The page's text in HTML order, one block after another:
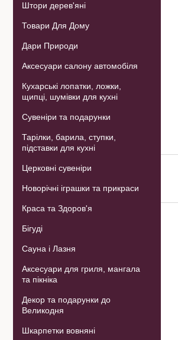
Штори дерев'яні
Товари Для Дому
Дари Природи
Аксесуари салону автомобіля
Кухарські лопатки, ложки,
щипці, шумівки для кухні
Сувеніри та подарунки
Тарілки, барила, ступки,
підставки для кухні
Церковні сувеніри
Новорічні іграшки та прикраси
Краса та Здоров'я
Бігуді
Сауна і Лазня
Аксесуари для гриля, мангала
та пікніка
Декор та подарунки до
Великодня
Шкарпетки вовняні